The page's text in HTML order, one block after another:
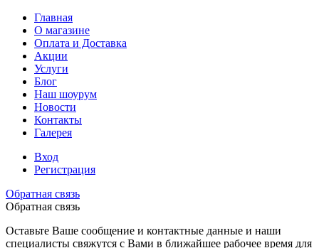
Главная
О магазине
Оплата и Доставка
Акции
Услуги
Блог
Наш шоурум
Новости
Контакты
Галерея
Вход
Регистрация
Обратная связь
Обратная связь
Оставьте Ваше сообщение и контактные данные и наши
специалисты свяжутся с Вами в ближайшее рабочее время для